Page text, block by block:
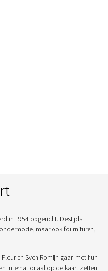
in 1954 opgericht. Destijds
maar ook fournituren,
en Sven Romijn gaan met hun
internationaal op de kaart zetten.